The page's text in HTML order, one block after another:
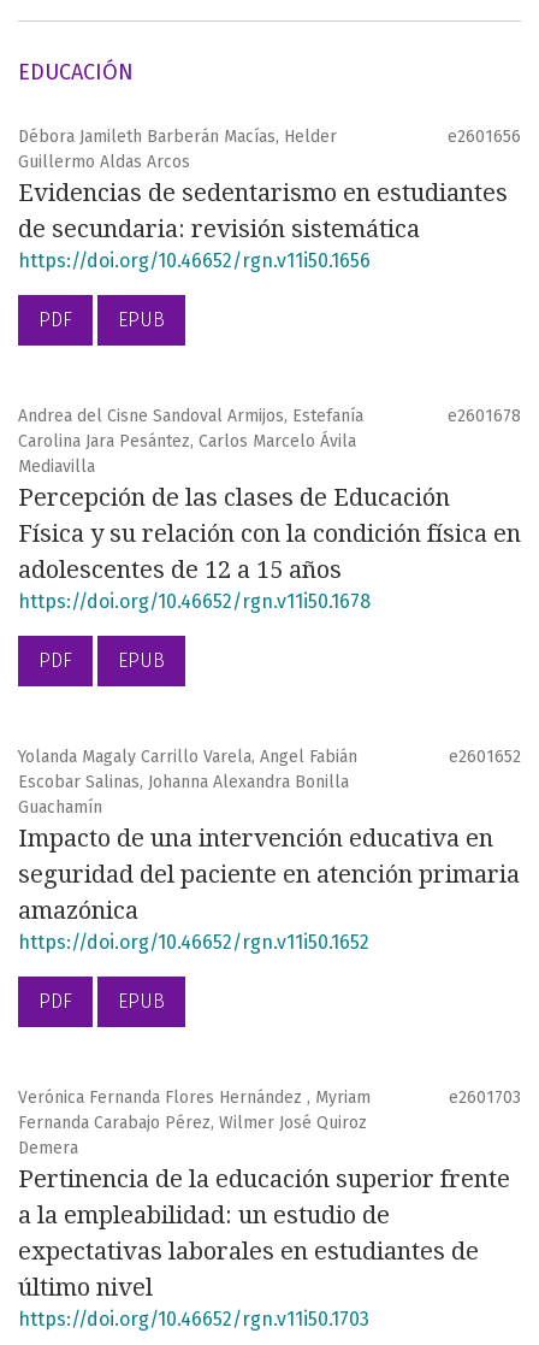
EDUCACIÓN
Débora Jamileth Barberán Macías, Helder
Guillermo Aldas Arcos
e2601656
Evidencias de sedentarismo en estudiantes
de secundaria: revisión sistemática
https://doi.org/10.46652/rgn.v11i50.1656
PDF EPUB
Andrea del Cisne Sandoval Armijos, Estefanía
Carolina Jara Pesántez, Carlos Marcelo Ávila
Mediavilla
e2601678
Percepción de las clases de Educación
Física y su relación con la condición física en
adolescentes de 12 a 15 años
https://doi.org/10.46652/rgn.v11i50.1678
PDF EPUB
Yolanda Magaly Carrillo Varela, Angel Fabián
Escobar Salinas, Johanna Alexandra Bonilla
Guachamín
e2601652
Impacto de una intervención educativa en
seguridad del paciente en atención primaria
amazónica
https://doi.org/10.46652/rgn.v11i50.1652
PDF EPUB
Verónica Fernanda Flores Hernández , Myriam
Fernanda Carabajo Pérez, Wilmer José Quiroz
Demera
e2601703
Pertinencia de la educación superior frente
a la empleabilidad: un estudio de
expectativas laborales en estudiantes de
último nivel
https://doi.org/10.46652/rgn.v11i50.1703